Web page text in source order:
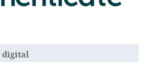
digital